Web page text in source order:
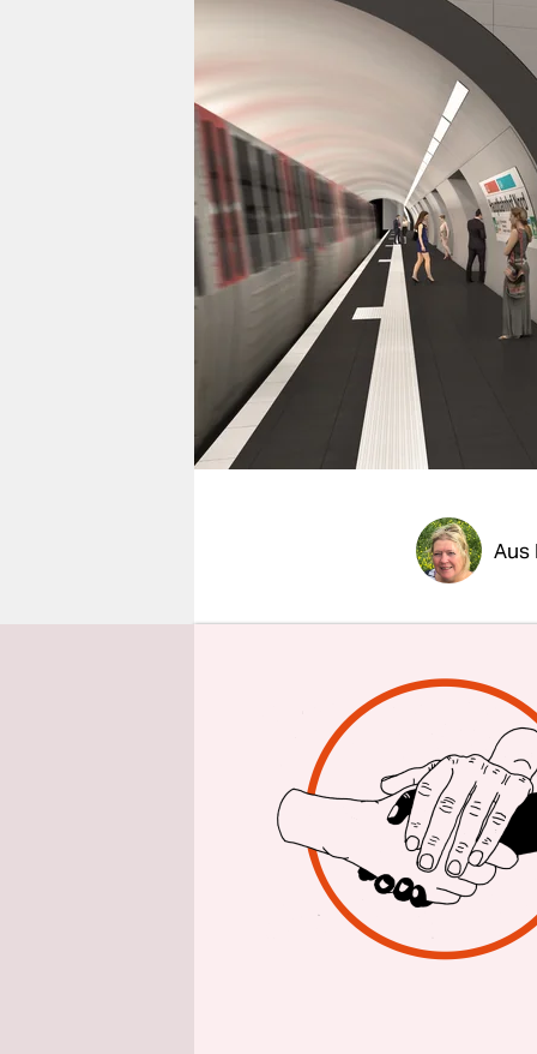
wahrheit
verlag
verlag
veranstaltungen
shop
fragen & hilfe
unterstützen
abo
genossenschaft
Aus
Die in
ihre
im
Senats
Politikerin
auf den
Nur ein
Stadtteil
herum